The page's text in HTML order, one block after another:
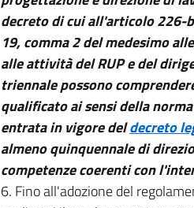
decreto di cui all'articolo 226-
19, comma 2 del medesimo
alle attività del RUP e del
triennale possono
qualificato ai sensi della
entrata in vigore deldecreto
almeno quinquennale di
competenze coerenti con
6. Fino all'adozione del